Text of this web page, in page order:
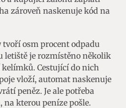
zároveň naskenuje kód na
tvoří osm procent odpadu
letiště je rozmístěno několik
Cestující do nich
vloží, automat naskenuje
peněz. Je ale potřeba
kterou peníze pošle.